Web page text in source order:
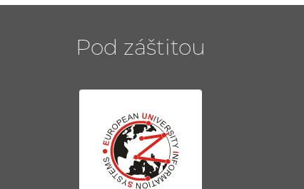
Pod záštitou